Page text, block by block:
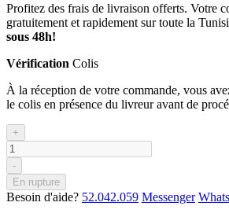
Profitez des frais de livraison offerts. Votre
gratuitement et rapidement sur toute la
sous 48h!
Vérification Colis
À la réception de votre commande, vous
le colis en présence du livreur avant de
+
-
En rupture
Besoin d'aide? 52.042.059 Messenger